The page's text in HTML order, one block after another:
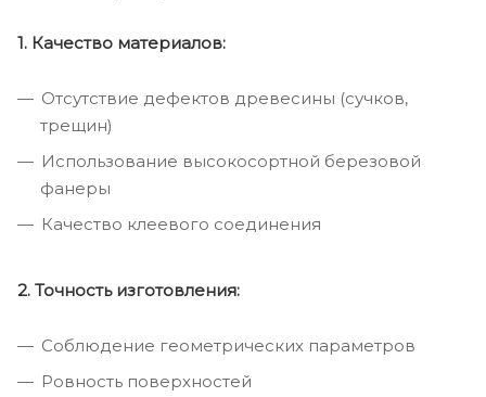
1. Качество материалов:
Отсутствие дефектов древесины (сучков,
трещин)
Использование высокосортной березовой
фанеры
Качество клеевого соединения
2. Точность изготовления:
Соблюдение геометрических параметров
Ровность поверхностей